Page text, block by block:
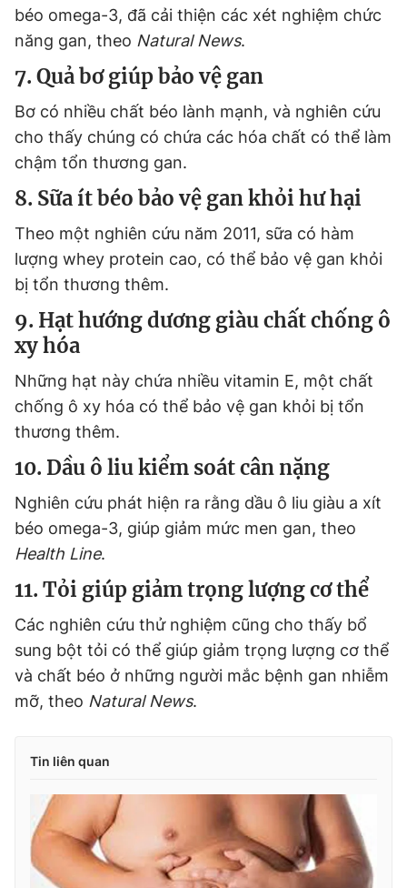
béo omega-3, đã cải thiện các xét nghiệm chức
năng gan, theo Natural News.
7. Quả bơ giúp bảo vệ gan
Bơ có nhiều chất béo lành mạnh, và nghiên cứu
cho thấy chúng có chứa các hóa chất có thể làm
chậm tổn thương gan.
8. Sữa ít béo bảo vệ gan khỏi hư hại
Theo một nghiên cứu năm 2011, sữa có hàm
lượng whey protein cao, có thể bảo vệ gan khỏi
bị tổn thương thêm.
9. Hạt hướng dương giàu chất chống ô
xy hóa
Những hạt này chứa nhiều vitamin E, một chất
chống ô xy hóa có thể bảo vệ gan khỏi bị tổn
thương thêm.
10. Dầu ô liu kiểm soát cân nặng
Nghiên cứu phát hiện ra rằng dầu ô liu giàu a xít
béo omega-3, giúp giảm mức men gan, theo
Health Line.
11. Tỏi giúp giảm trọng lượng cơ thể
Các nghiên cứu thử nghiệm cũng cho thấy bổ
sung bột tỏi có thể giúp giảm trọng lượng cơ thể
và chất béo ở những người mắc bệnh gan nhiễm
mỡ, theo Natural News.
Tin liên quan